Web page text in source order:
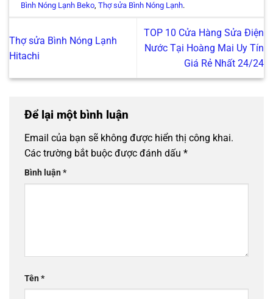
Bình Nóng Lạnh Beko,Thợ sửa Bình Nóng Lạnh.
Thợ sửa Bình Nóng Lạnh
Hitachi
TOP 10 Cửa Hàng Sửa Điện
Nước Tại Hoàng Mai Uy Tín
Giá Rẻ Nhất 24/24
Để lại một bình luận
Email của bạn sẽ không được hiển thị công khai.
Các trường bắt buộc được đánh dấu *
Bình luận*
Tên*